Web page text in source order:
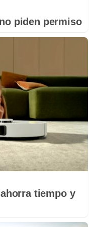
piden permiso
tiempo y